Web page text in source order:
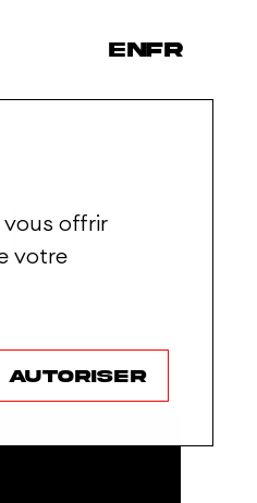
vous offrir
votre
autoriser
enfr
: